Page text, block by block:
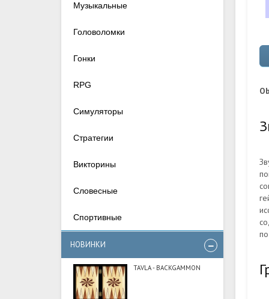
Музыкальные
Головоломки
Гонки
RPG
Симуляторы
Стратегии
Викторины
Словесные
Спортивные
НОВИНКИ
TAVLA - BACKGAMMON